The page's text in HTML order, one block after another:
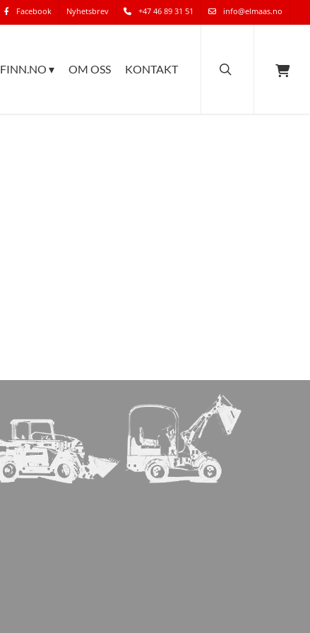
Facebook Nyhetsbrev +47 46 89 31 51 info@elmaas.no
FINN.NO ▾ OM OSS KONTAKT